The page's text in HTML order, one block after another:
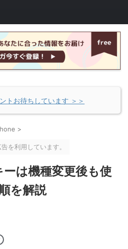
トお待ちしています ＞＞
>
を利用しています。
は機種変更後も使
を解説